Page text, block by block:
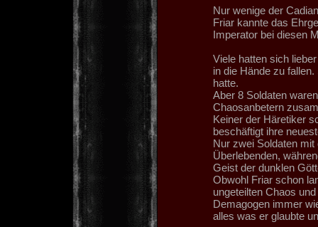
Nur wenige der
Friar kannte das
Imperator bei diesen
Viele hatten sich
in die Hände zu
hatte.
Aber 8 Soldaten
Chaosanbetern
Keiner der Häretiker
beschäftigt ihre
Nur zwei Soldaten
Überlebenden,
Geist der dunklen
Obwohl Friar schon
ungeteilten Chaos
Demagogen immer
alles was er glaubte